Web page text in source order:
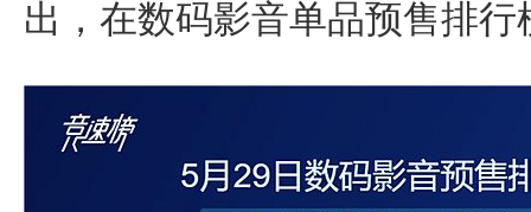
出，在数码影音单品预售排